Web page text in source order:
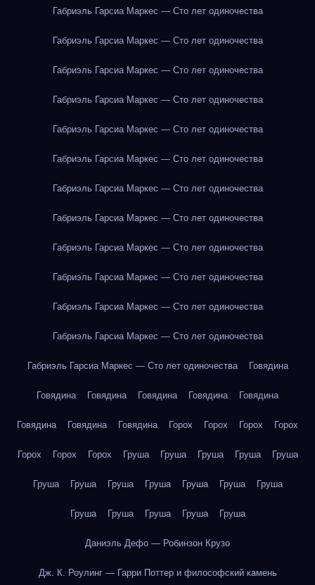
Габриэль Гарсиа Маркес — Сто лет одиночества
Габриэль Гарсиа Маркес — Сто лет одиночества
Габриэль Гарсиа Маркес — Сто лет одиночества
Габриэль Гарсиа Маркес — Сто лет одиночества
Габриэль Гарсиа Маркес — Сто лет одиночества
Габриэль Гарсиа Маркес — Сто лет одиночества
Габриэль Гарсиа Маркес — Сто лет одиночества
Габриэль Гарсиа Маркес — Сто лет одиночества
Габриэль Гарсиа Маркес — Сто лет одиночества
Габриэль Гарсиа Маркес — Сто лет одиночества
Габриэль Гарсиа Маркес — Сто лет одиночества
Габриэль Гарсиа Маркес — Сто лет одиночества
Габриэль Гарсиа Маркес — Сто лет одиночества Говядина
Говядина Говядина Говядина Говядина Говядина
Говядина Говядина Говядина Горох Горох Горох Горох
Горох Горох Горох Груша Груша Груша Груша Груша
Груша Груша Груша Груша Груша Груша Груша
Груша Груша Груша Груша Груша
Даниэль Дефо — Робинзон Крузо
Дж. К. Роулинг — Гарри Поттер и философский камень